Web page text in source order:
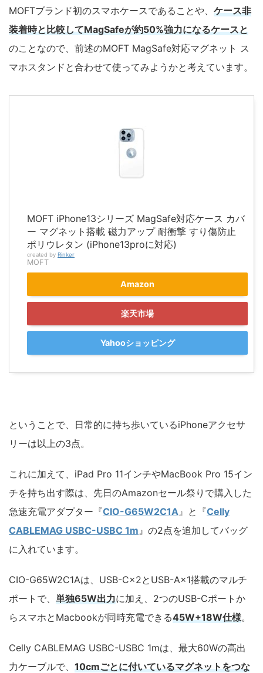
MOFTブランド初のスマホケースであることや、 ケース非
装着時と比較してMagSafeが約50%強力になるケースと
のことなので、前述のMOFT MagSafe対応マグネット ス
マホスタンドと合わせて使ってみようかと考えています。
MOFT iPhone13シリーズ MagSafe対応ケース カバ
ー マグネット搭載 磁力アップ 耐衝撃 すり傷防止
ポリウレタン (iPhone13proに対応)
created by Rinker
MOFT
Amazon
楽天市場
Yahooショッピング
ということで、日常的に持ち歩いているiPhoneアクセサ
リーは以上の3点。
これに加えて、iPad Pro 11インチやMacBook Pro 15イン
チを持ち出す際は、先日のAmazonセール祭りで購入した
急速充電アダプター『CIO-G65W2C1A 』と『Celly
CABLEMAG USBC-USBC 1m 』の2点を追加してバッグ
に入れています。
CIO-G65W2C1Aは、USB-C×2とUSB-A×1搭載のマルチ
ポートで、 単独65W出力に加え、2つのUSB-Cポートか
らスマホとMacbookが同時充電できる45W+18W仕様。
Celly CABLEMAG USBC-USBC 1mは、最大60Wの高出
力ケーブルで、 10cmごとに付いているマグネットをつな